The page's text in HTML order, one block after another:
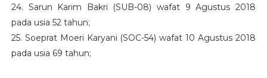
24. Sarun Karim Bakri (SUB-08) wafat 9 Agustus 2018
pada usia 52 tahun;
25. Soeprat Moeri Karyani (SOC-54) wafat 10 Agustus 2018
pada usia 69 tahun;